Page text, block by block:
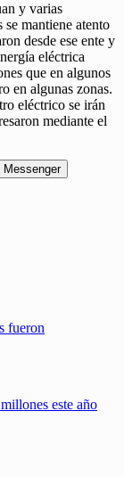
y varias
mantiene atento
desde ese ente y
eléctrica
que en algunos
en algunas zonas.
eléctrico se irán
mediante el
Messenger
fueron
este año